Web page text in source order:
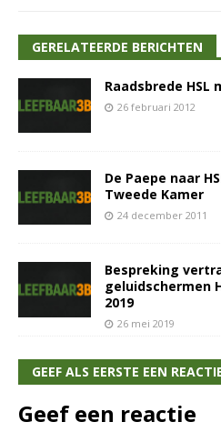
GERELATEERDE BERICHTEN
Raadsbrede HSL
26 februari 2012
De Paepe naar
Tweede Kamer
24 december 2011
Bespreking
geluidschermen
2019
26 mei 2019
GEEF ALS EERSTE EEN
Geef een reactie